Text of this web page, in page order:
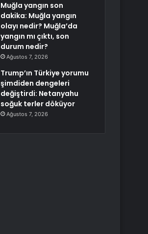
Muğla yangın son
dakika: Muğla yangın
olayı nedir? Muğla’da
yangın mı çıktı, son
durum nedir?
Ağustos 7, 2026
Trump’ın Türkiye yorumu
şimdiden dengeleri
değiştirdi: Netanyahu
soğuk terler döküyor
Ağustos 7, 2026